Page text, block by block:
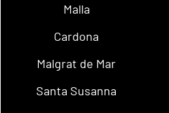
Malla
Cardona
Malgrat de Mar
Santa Susanna